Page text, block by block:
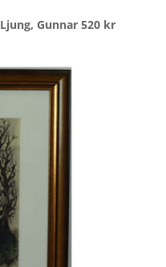
Ljung, Gunnar 520 kr